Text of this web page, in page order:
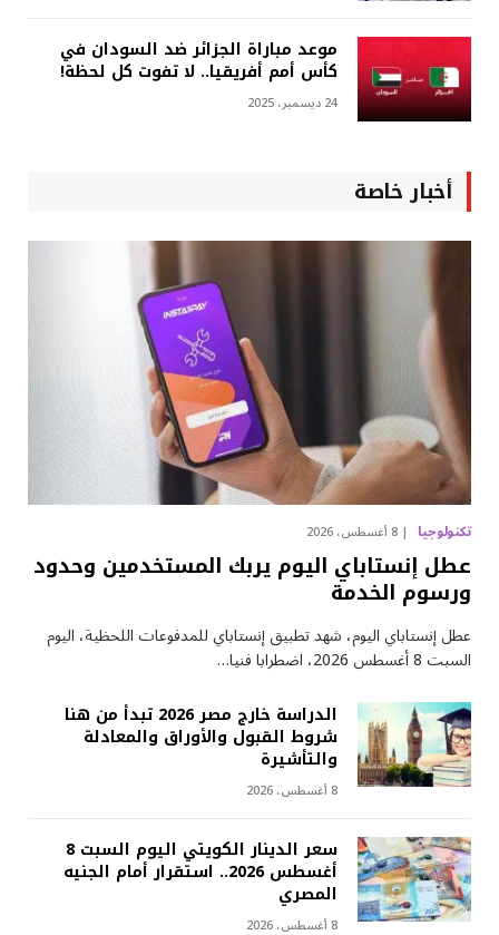
موعد مباراة الجزائر ضد السودان في
كأس أمم أفريقيا.. لا تفوت كل لحظة!
24 ديسمبر، 2025
أخبار خاصة
تكنولوجيا 8 أغسطس، 2026
عطل إنستاباي اليوم يربك المستخدمين وحدود
ورسوم الخدمة
عطل إنستاباي اليوم، شهد تطبيق إنستاباي للمدفوعات اللحظية، اليوم
السبت 8 أغسطس 2026، اضطرابا فنيا…
الدراسة خارج مصر 2026 تبدأ من هنا
شروط القبول والأوراق والمعادلة
والتأشيرة
8 أغسطس، 2026
سعر الدينار الكويتي اليوم السبت 8
أغسطس 2026.. استقرار أمام الجنيه
المصري
8 أغسطس، 2026